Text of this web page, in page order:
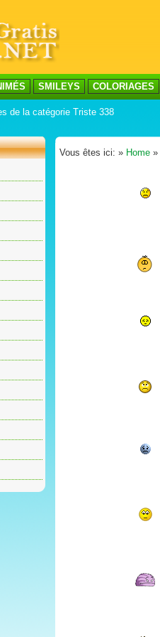
SMILEYS COLORIAGES
de la catégorie Triste 338
Vous êtes ici: » Home »